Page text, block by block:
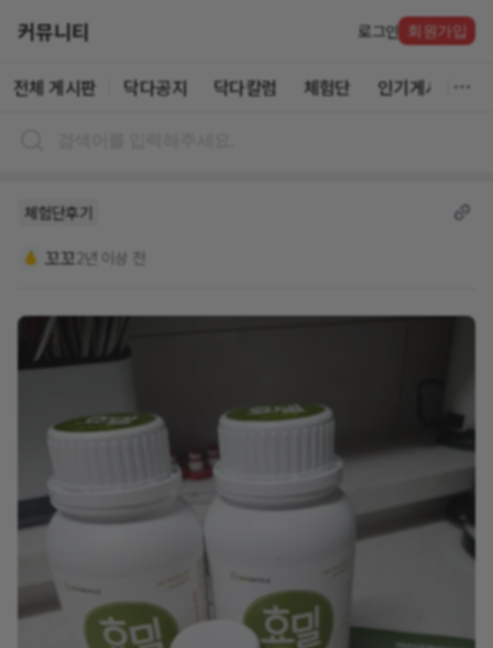
커뮤니티 로그인 회원가입
전체 게시판 닥다공지 닥다칼럼 체험단 인기게시글
체험단후기
꼬꼬 2년 이상 전